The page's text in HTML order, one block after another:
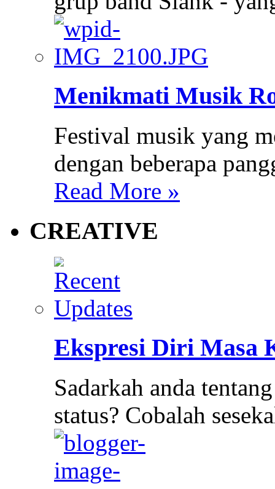
Menikmati Musik
Festival musik yang
dengan beberapa
Read More »
CREATIVE
Ekspresi Diri Masa
Sadarkah anda
status? Cobalah